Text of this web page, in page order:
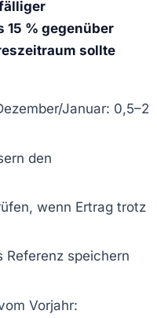
15 % gegenüber
sollte
Januar: 0,5–2
den
wenn Ertrag trotz
speichern
Vorjahr: